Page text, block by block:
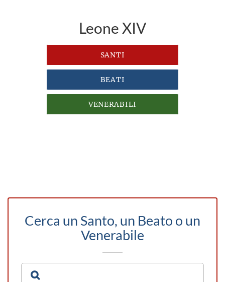
Leone XIV
SANTI
BEATI
VENERABILI
Cerca un Santo, un Beato o un
Venerabile